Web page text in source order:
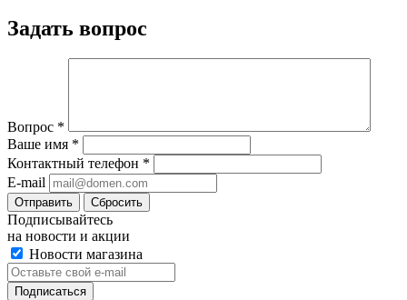
Задать вопрос
Вопрос *
Ваше имя *
Контактный телефон *
E-mail
Отправить Сбросить
Подписывайтесь
на новости и акции
Новости магазина